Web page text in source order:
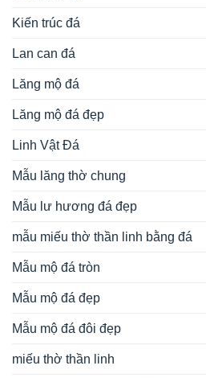
Kiến trúc đá
Lan can đá
Lăng mộ đá
Lăng mộ đá đẹp
Linh Vật Đá
Mẫu lăng thờ chung
Mẫu lư hương đá đẹp
mẫu miếu thờ thần linh bằng đá
Mẫu mộ đá tròn
Mẫu mộ đá đẹp
Mẫu mộ đá đôi đẹp
miếu thờ thần linh